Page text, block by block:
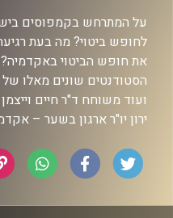
על המתרחש בקמפוסים
לחופש ביטוי? מה בעת
את חופש הביטוי
הסטודנטים שונים מאלו
ועוד משוחח ד"ר חיים
ירון יו"ר ארגון בשער –